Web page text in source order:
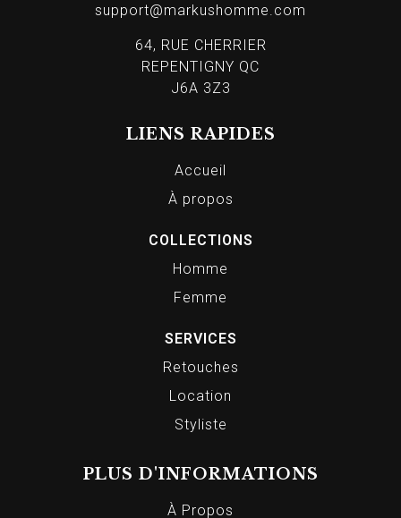
support@markushomme.com
64, RUE CHERRIER
REPENTIGNY QC
J6A 3Z3
LIENS RAPIDES
Accueil
À propos
COLLECTIONS
Homme
Femme
SERVICES
Retouches
Location
Styliste
PLUS D'INFORMATIONS
À Propos